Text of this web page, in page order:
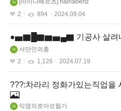
아이나베르츠
hainabertz
2
894 2024.09.04
●▅▇█▇▆▅▄▇ 기공사 살려
서만인의총
2
1,126 2024.07.19
???:차라리 정화가있는직업을
익명의로아모험가